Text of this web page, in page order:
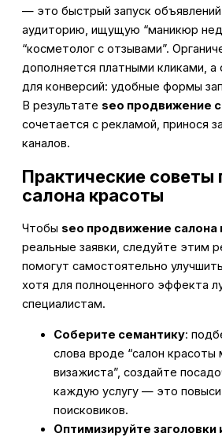
— это быстрый запуск объявлений
аудиторию, ищущую “маникюр
“косметолог с отзывами”.
дополняется платными кликами, а
для конверсий: удобные формы
В результате seo продвижение
сочетается с рекламой, принося
каналов.
Практические советы
салона красоты
Чтобы seo продвижение салона
реальные заявки, следуйте этим
помогут самостоятельно
хотя для полноценного эффекта
специалистам.
Соберите семантику:
слова вроде “салон красоты
визажиста”, создайте
каждую услугу — это
поисковиков.
Оптимизируйте заголовки